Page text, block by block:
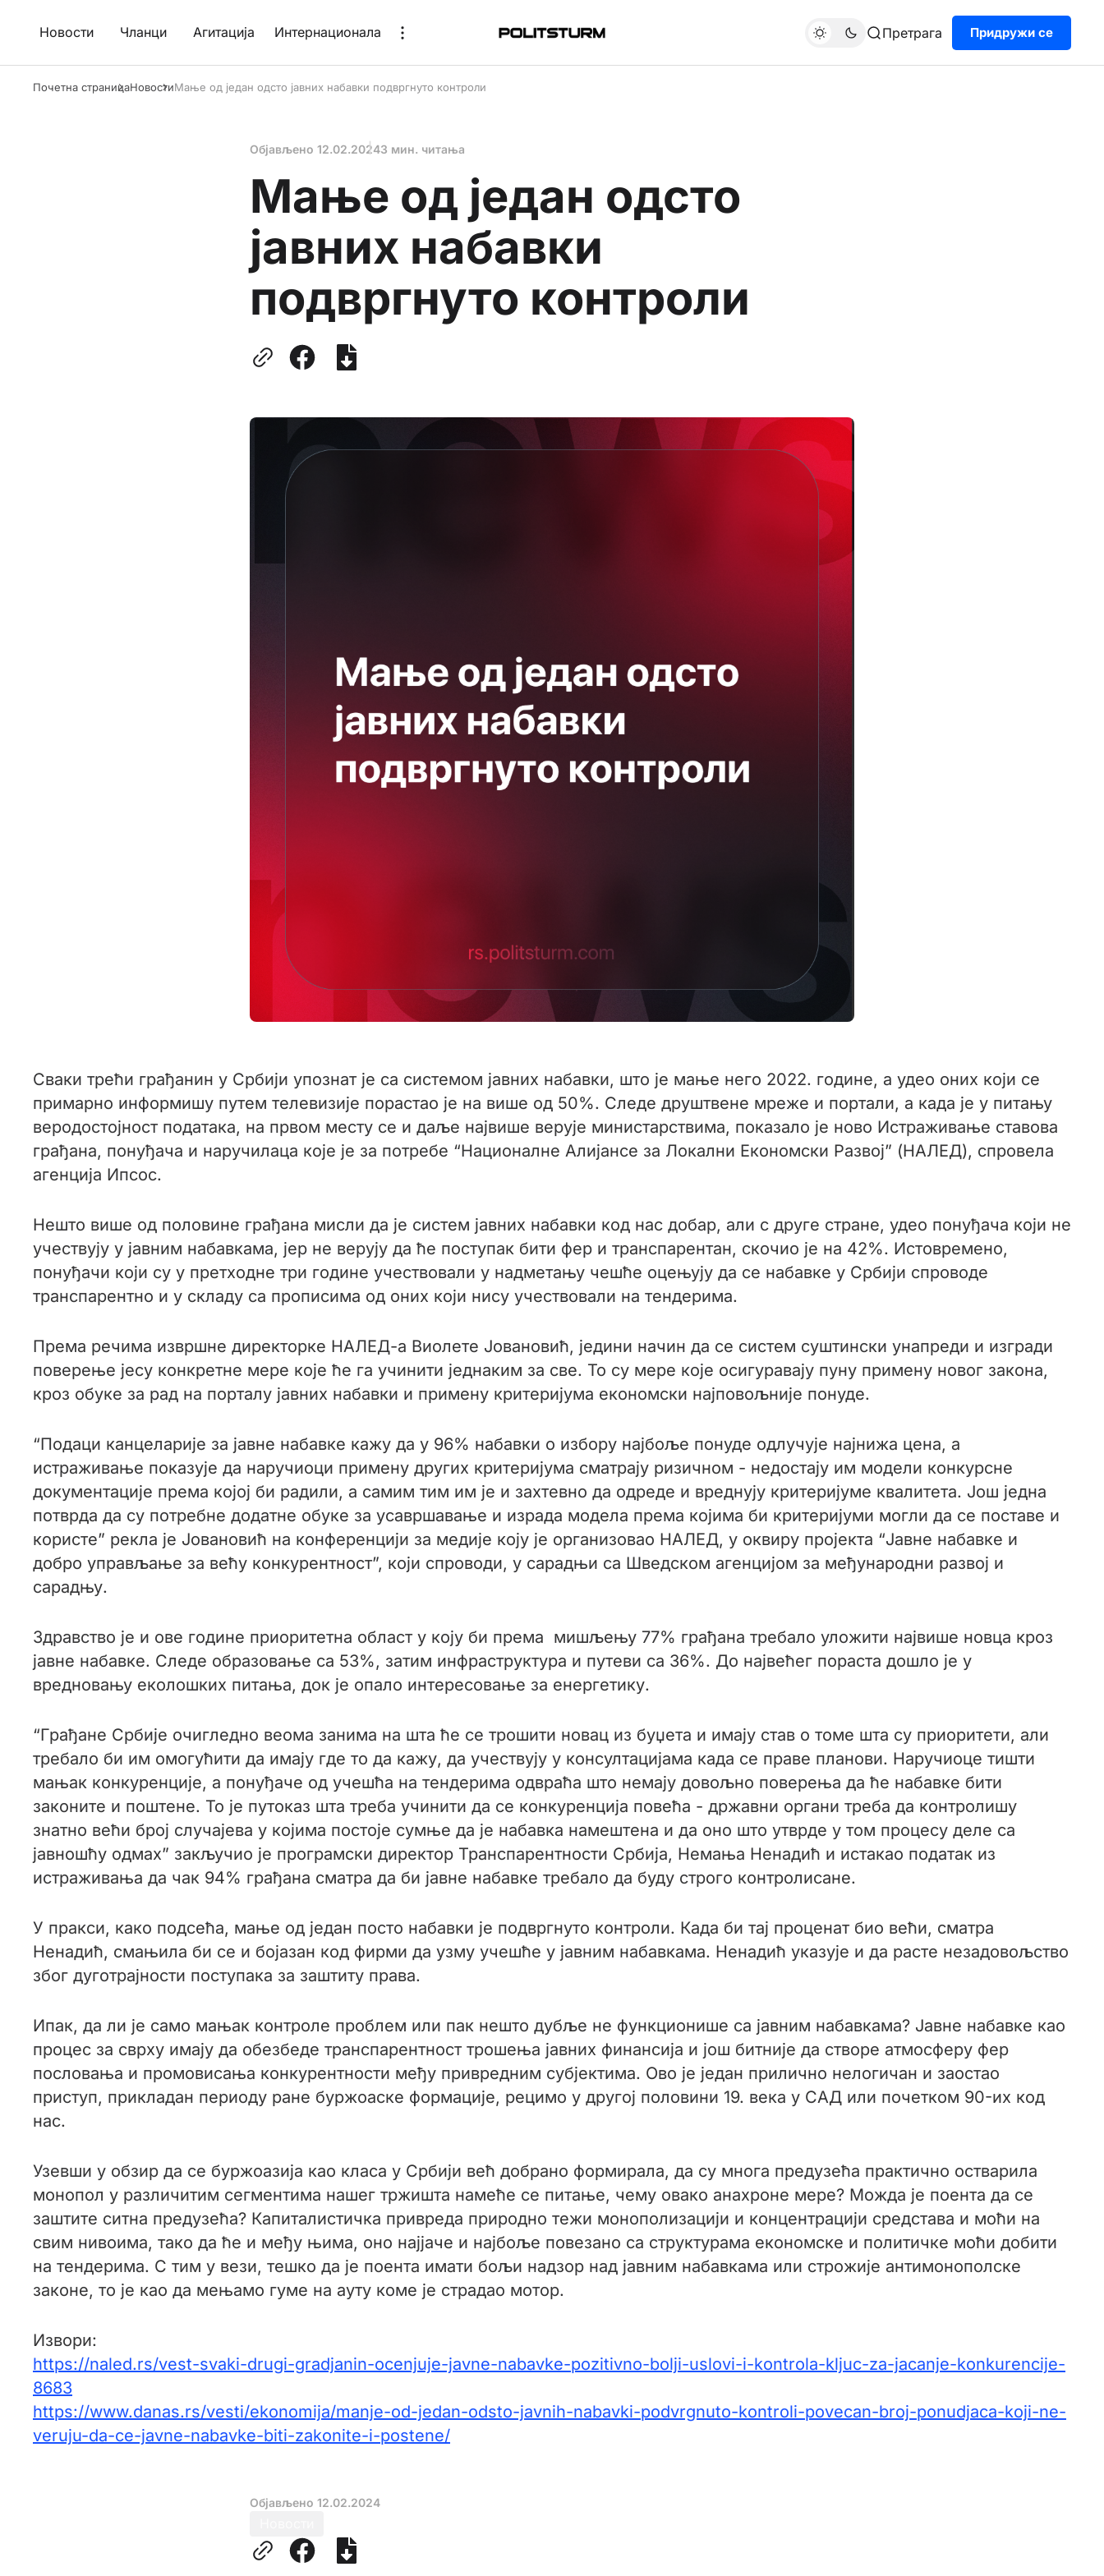
Новости Чланци Агитација Интернационала Претрага Придружи се
Почетна страницаНовостиМање од један одсто јавних набавки подвргнуто контроли
Објављено 12.02.20243 мин. читања
Мање од један одсто
јавних набавки
подвргнуто контроли
Сваки трећи грађанин у Србији упознат је са системом јавних набавки, што је мање него 2022. године, а удео оних који се
примарно информишу путем телевизије порастао је на више од 50%. Следе друштвене мреже и портали, а када је у питању
веродостојност података, на првом месту се и даље највише верује министарствима, показало је ново Истраживање ставова
грађана, понуђача и наручилаца које је за потребе “Националне Алијансе за Локални Економски Развој” (НАЛЕД), спровела
агенција Ипсос.
Нешто више од половине грађана мисли да је систем јавних набавки код нас добар, али с друге стране, удео понуђача који не
учествују у јавним набавкама, јер не верују да ће поступак бити фер и транспарентан, скочио је на 42%. Истовремено,
понуђачи који су у претходне три године учествовали у надметању чешће оцењују да се набавке у Србији спроводе
транспарентно и у складу са прописима од оних који нису учествовали на тендерима.
Према речима извршне директорке НАЛЕД-а Виолете Јовановић, једини начин да се систем суштински унапреди и изгради
поверење јесу конкретне мере које ће га учинити једнаким за све. То су мере које осигуравају пуну примену новог закона,
кроз обуке за рад на порталу јавних набавки и примену критеријума економски најповољније понуде.
“Подаци канцеларије за јавне набавке кажу да у 96% набавки о избору најбоље понуде одлучује најнижа цена, а
истраживање показује да наручиоци примену других критеријума сматрају ризичном - недостају им модели конкурсне
документације према којој би радили, а самим тим им је и захтевно да одреде и вреднују критеријуме квалитета. Још једна
потврда да су потребне додатне обуке за усавршавање и израда модела према којима би критеријуми могли да се поставе и
користе” рекла је Јовановић на конференцији за медије коју је организовао НАЛЕД, у оквиру пројекта “Јавне набавке и
добро управљање за већу конкурентност”, који спроводи, у сарадњи са Шведском агенцијом за међународни развој и
сарадњу.
Здравство је и ове године приоритетна област у коју би према мишљењу 77% грађана требало уложити највише новца кроз
јавне набавке. Следе образовање са 53%, затим инфраструктура и путеви са 36%. До највећег пораста дошло је у
вредновању еколошких питања, док је опало интересовање за енергетику.
“Грађане Србије очигледно веома занима на шта ће се трошити новац из буџета и имају став о томе шта су приоритети, али
требало би им омогућити да имају где то да кажу, да учествују у консултацијама када се праве планови. Наручиоце тишти
мањак конкуренције, а понуђаче од учешћа на тендерима одвраћа што немају довољно поверења да ће набавке бити
законите и поштене. То је путоказ шта треба учинити да се конкуренција повећа - државни органи треба да контролишу
знатно већи број случајева у којима постоје сумње да је набавка намештена и да оно што утврде у том процесу деле са
јавношћу одмах” закључио је програмски директор Транспарентности Србија, Немања Ненадић и истакао податак из
истраживања да чак 94% грађана сматра да би јавне набавке требало да буду строго контролисане.
У пракси, како подсећа, мање од један посто набавки је подвргнуто контроли. Када би тај проценат био већи, сматра
Ненадић, смањила би се и бојазан код фирми да узму учешће у јавним набавкама. Ненадић указује и да расте незадовољство
због дуготрајности поступака за заштиту права.
Ипак, да ли је само мањак контроле проблем или пак нешто дубље не функционише са јавним набавкама? Јавне набавке као
процес за сврху имају да обезбеде транспарентност трошења јавних финансија и још битније да створе атмосферу фер
пословања и промовисања конкурентности међу привредним субјектима. Ово је један прилично нелогичан и заостао
приступ, прикладан периоду ране буржоаске формације, рецимо у другој половини 19. века у САД или почетком 90-их код
нас.
Узевши у обзир да се буржоазија као класа у Србији већ добрано формирала, да су многа предузећа практично остварила
монопол у различитим сегментима нашег тржишта намеће се питање, чему овако анахроне мере? Можда је поента да се
заштите ситна предузећа? Капиталистичка привреда природно тежи монополизацији и концентрацији средстава и моћи на
свим нивоима, тако да ће и међу њима, оно најјаче и најбоље повезано са структурама економске и политичке моћи добити
на тендерима. С тим у вези, тешко да је поента имати бољи надзор над јавним набавкама или строжије антимонополске
законе, то је као да мењамо гуме на ауту коме је страдао мотор.
Извори:
https://naled.rs/vest-svaki-drugi-gradjanin-ocenjuje-javne-nabavke-pozitivno-bolji-uslovi-i-kontrola-kljuc-za-jacanje-konkurencije-
8683
https://www.danas.rs/vesti/ekonomija/manje-od-jedan-odsto-javnih-nabavki-podvrgnuto-kontroli-povecan-broj-ponudjaca-koji-ne-
veruju-da-ce-javne-nabavke-biti-zakonite-i-postene/
Објављено 12.02.2024